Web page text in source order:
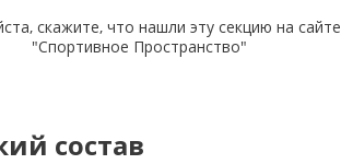
скажите, что нашли эту секцию на сайте
"Спортивное Пространство"
состав